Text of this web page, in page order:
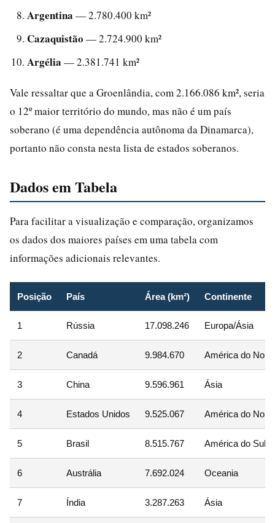
Argentina — 2.780.400 km²
Cazaquistão — 2.724.900 km²
Argélia — 2.381.741 km²
Vale ressaltar que a Groenlândia, com 2.166.086 km², seria
o 12º maior território do mundo, mas não é um país
soberano (é uma dependência autônoma da Dinamarca),
portanto não consta nesta lista de estados soberanos.
Dados em Tabela
Para facilitar a visualização e comparação, organizamos
os dados dos maiores países em uma tabela com
informações adicionais relevantes.
Posição País Área (km²) Continente
1 Rússia 17.098.246 Europa/Ásia
2 Canadá 9.984.670 América do Norte
3 China 9.596.961 Ásia
4 Estados Unidos 9.525.067 América do Norte
5 Brasil 8.515.767 América do Sul
6 Austrália 7.692.024 Oceania
7 Índia 3.287.263 Ásia